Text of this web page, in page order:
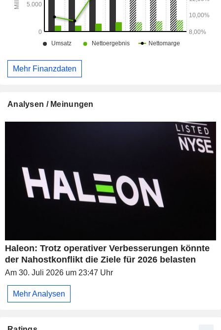
Mehr Finanzdaten
Analysen / Meinungen
Haleon: Trotz operativer Verbesserungen könnte
der Nahostkonflikt die Ziele für 2026 belasten
Am 30. Juli 2026 um 23:47 Uhr
Mehr Analysen